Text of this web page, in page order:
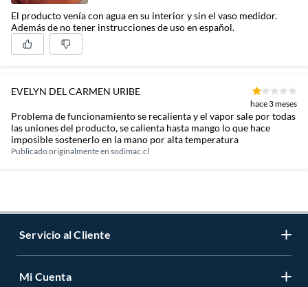
El producto venía con agua en su interior y sin el vaso medidor.
Además de no tener instrucciones de uso en español.
EVELYN DEL CARMEN URIBE
hace 3 meses
Problema de funcionamiento se recalienta y el vapor sale por todas
las uniones del producto, se calienta hasta mango lo que hace
imposible sostenerlo en la mano por alta temperatura
Publicado originalmente en sodimac.cl
Servicio al Cliente
Contáctanos
Mi Cuenta